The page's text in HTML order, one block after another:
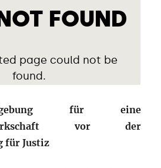
für eine
vor der
für Justiz